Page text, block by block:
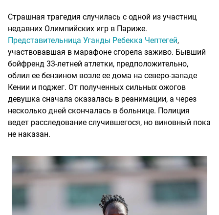
Страшная трагедия случилась с одной из участниц
недавних Олимпийских игр в Париже.
Представительница Уганды Ребекка Чептегей,
участвовавшая в марафоне сгорела заживо. Бывший
бойфренд 33-летней атлетки, предположительно,
облил ее бензином возле ее дома на северо-западе
Кении и поджег. От полученных сильных ожогов
девушка сначала оказалась в реанимации, а через
несколько дней скончалась в больнице. Полиция
ведет расследование случившегося, но виновный пока
не наказан.